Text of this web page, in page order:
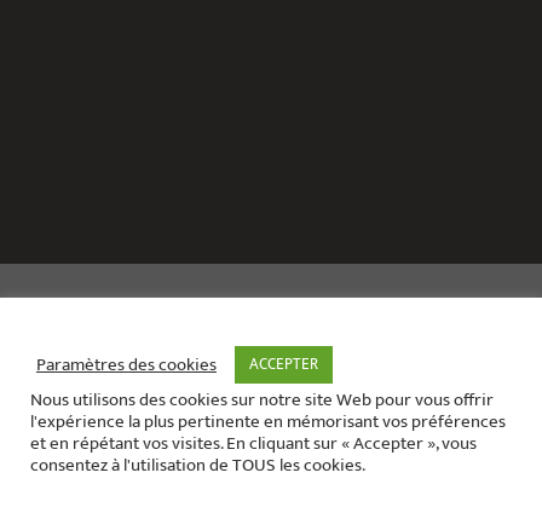
Copyright © 2020 Le Site de L’Evenementiel
Le site de l’évènementiel contact :01 42 71 40 79
Contact mail:contact@areabox.fr
Paramètres des cookies ACCEPTER
Nous utilisons des cookies sur notre site Web pour vous offrir
l'expérience la plus pertinente en mémorisant vos préférences
et en répétant vos visites. En cliquant sur « Accepter », vous
consentez à l'utilisation de TOUS les cookies.